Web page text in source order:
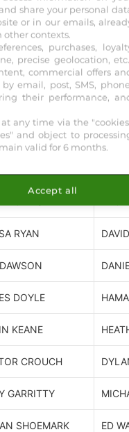
MURPHY
WATSON
IAN
RYAN
DOYLE
KEANE
CROUCH
GARRITTY
SHOEMARK ED
share your personal
or in our emails,
contexts.
purchases,
precise geolocation,
commercial offers
email, post, SMS, phone,
their performance,
any time via the
and object to
valid for 6 months.
Accept all